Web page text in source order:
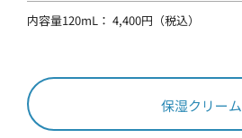
内容量120mL： 4,400円（税込）
保湿クリーム